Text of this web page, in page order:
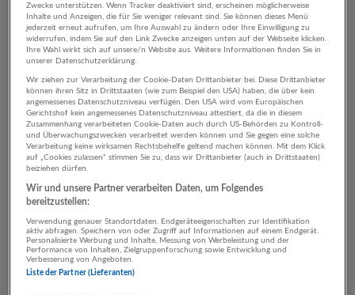
1 Personalwesen Sozialwesen
Unternehmen
Zwecke unterstützen. Wenn Tracker deaktiviert sind, erscheinen möglicherweise
Inhalte und Anzeigen, die für Sie weniger relevant sind. Sie können dieses Menü
jederzeit erneut aufrufen, um Ihre Auswahl zu ändern oder Ihre Einwilligung zu
widerrufen, indem Sie auf den Link Zwecke anzeigen unten auf der Webseite klicken.
Ihre Wahl wirkt sich auf unsere/n Website aus. Weitere Informationen finden Sie in
unserer Datenschutzerklärung.
Wir ziehen zur Verarbeitung der Cookie-Daten Drittanbieter bei. Diese Drittanbieter
können ihren Sitz in Drittstaaten (wie zum Beispiel den USA) haben, die über kein
angemessenes Datenschutzniveau verfügen. Den USA wird vom Europäischen
Gerichtshof kein angemessenes Datenschutzniveau attestiert, da die in diesem
Zusammenhang verarbeiteten Cookie-Daten auch durch US-Behörden zu Kontroll-
und Überwachungszwecken verarbeitet werden können und Sie gegen eine solche
Verarbeitung keine wirksamen Rechtsbehelfe geltend machen können. Mit dem Klick
auf „Cookies zulassen“ stimmen Sie zu, dass wir Drittanbieter (auch in Drittstaaten)
beiziehen dürfen.
Wir und unsere Partner verarbeiten Daten, um Folgendes
bereitzustellen:
Verwendung genauer Standortdaten. Endgeräteeigenschaften zur Identifikation
aktiv abfragen. Speichern von oder Zugriff auf Informationen auf einem Endgerät.
Personalisierte Werbung und Inhalte, Messung von Werbeleistung und der
Performance von Inhalten, Zielgruppenforschung sowie Entwicklung und
Verbesserung von Angeboten.
Liste der Partner (Lieferanten)